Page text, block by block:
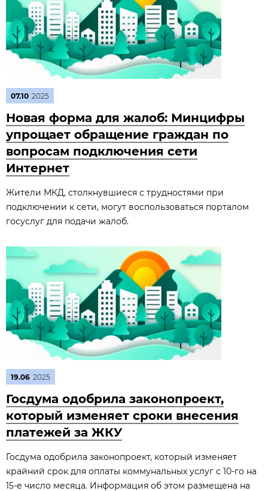
07.10 2025
Новая форма для жалоб: Минцифры
упрощает обращение граждан по
вопросам подключения сети
Интернет
Жители МКД, столкнувшиеся с трудностями при
подключении к сети, могут воспользоваться порталом
госуслуг для подачи жалоб.
19.06 2025
Госдума одобрила законопроект,
который изменяет сроки внесения
платежей за ЖКУ
Госдума одобрила законопроект, который изменяет
крайний срок для оплаты коммунальных услуг с 10-го на
15-е число месяца. Информация об этом размещена на